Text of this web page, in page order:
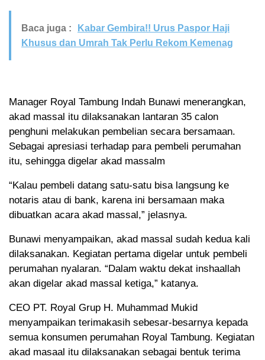
Baca juga :
Kabar Gembira!! Urus Paspor Haji
Khusus dan Umrah Tak Perlu Rekom Kemenag
Manager Royal Tambung Indah Bunawi menerangkan,
akad massal itu dilaksanakan lantaran 35 calon
penghuni melakukan pembelian secara bersamaan.
Sebagai apresiasi terhadap para pembeli perumahan
itu, sehingga digelar akad massalm
“Kalau pembeli datang satu-satu bisa langsung ke
notaris atau di bank, karena ini bersamaan maka
dibuatkan acara akad massal,” jelasnya.
Bunawi menyampaikan, akad massal sudah kedua kali
dilaksanakan. Kegiatan pertama digelar untuk pembeli
perumahan nyalaran. “Dalam waktu dekat inshaallah
akan digelar akad massal ketiga,” katanya.
CEO PT. Royal Grup H. Muhammad Mukid
menyampaikan terimakasih sebesar-besarnya kepada
semua konsumen perumahan Royal Tambung. Kegiatan
akad masaal itu dilaksanakan sebagai bentuk terima